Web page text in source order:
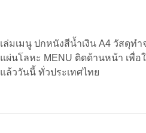
เล่มเมนู ปกหนังสีน้ำเงิน A4 วัสดุท
แผ่นโลหะ MENU ติดด้านหน้า เพื่
แล้ววันนี้ ทั่วประเทศไทย